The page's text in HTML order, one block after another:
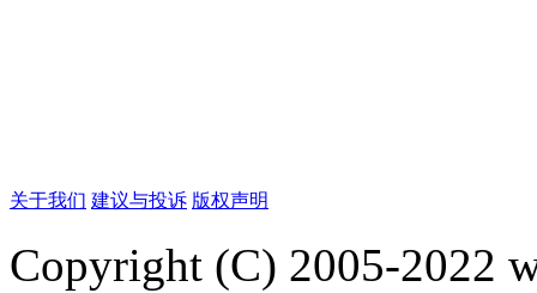
关于我们 建议与投诉 版权声明
Copyright (C) 2005-2022